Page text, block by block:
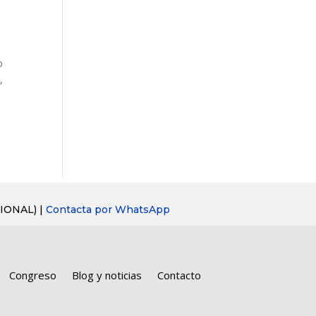
| Contacta por WhatsApp
Congreso Blog y noticias Contacto